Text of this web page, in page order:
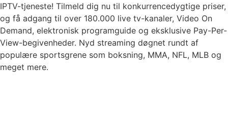
IPTV-tjeneste! Tilmeld dig nu til konkurrencedygtige priser,
og få adgang til over 180.000 live tv-kanaler, Video On
Demand, elektronisk programguide og eksklusive Pay-Per-
View-begivenheder. Nyd streaming døgnet rundt af
populære sportsgrene som boksning, MMA, NFL, MLB og
meget mere.